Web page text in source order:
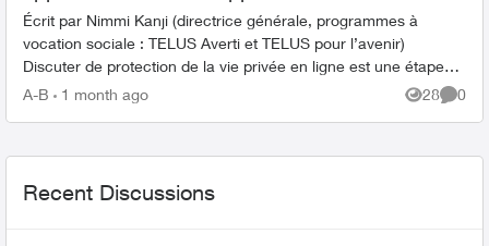
Écrit par Nimmi Kanji (directrice générale, programmes à
vocation sociale : TELUS Averti et TELUS pour l’avenir)
Discuter de protection de la vie privée en ligne est une étape
importante pour ...
A-B 1 month ago 28
Views
0
Recent Discussions